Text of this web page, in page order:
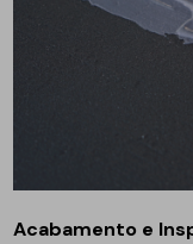
Acabamento e